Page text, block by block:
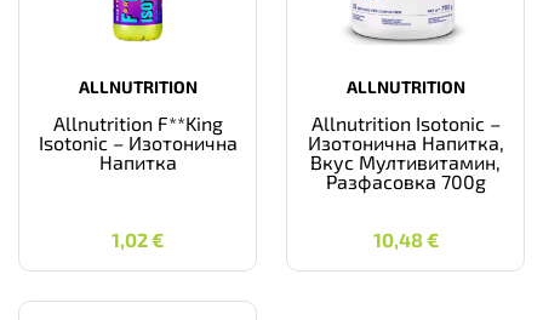
ALLNUTRITION
Allnutrition F**King
Isotonic – Изотонична
Напитка
1,02€
1,02 €
ALLNUTRITION
Allnutrition Isotonic –
Изотонична Напитка,
Вкус Мултивитамин,
Разфасовка 700g
10,48 €
10,48